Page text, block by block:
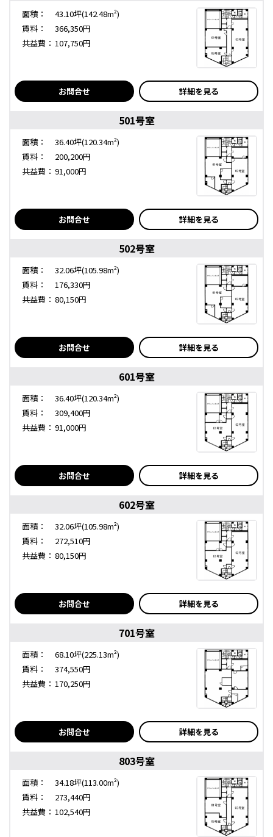
面積：
43.10坪(142.48m²)
賃料：
366,350円
共益費： 107,750円
お問合せ 詳細を見る
501号室
面積：
36.40坪(120.34m²)
賃料：
200,200円
共益費： 91,000円
お問合せ 詳細を見る
502号室
面積：
32.06坪(105.98m²)
賃料：
176,330円
共益費： 80,150円
お問合せ 詳細を見る
601号室
面積：
36.40坪(120.34m²)
賃料：
309,400円
共益費： 91,000円
お問合せ 詳細を見る
602号室
面積：
32.06坪(105.98m²)
賃料：
272,510円
共益費： 80,150円
お問合せ 詳細を見る
701号室
面積：
68.10坪(225.13m²)
賃料：
374,550円
共益費： 170,250円
お問合せ 詳細を見る
803号室
面積：
34.18坪(113.00m²)
賃料：
273,440円
共益費： 102,540円